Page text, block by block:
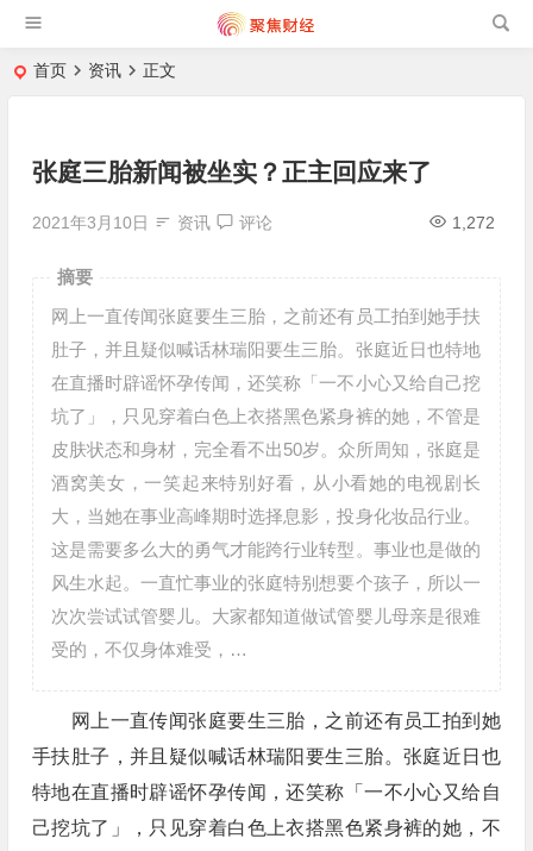
首页 资讯 正文
张庭三胎新闻被坐实？正主回应来了
2021年3月10日 资讯 评论 1,272
摘要
网上一直传闻张庭要生三胎，之前还有员工拍到她手扶
肚子，并且疑似喊话林瑞阳要生三胎。张庭近日也特地
在直播时辟谣怀孕传闻，还笑称「一不小心又给自己挖
坑了」，只见穿着白色上衣搭黑色紧身裤的她，不管是
皮肤状态和身材，完全看不出50岁。众所周知，张庭是
酒窝美女，一笑起来特别好看，从小看她的电视剧长
大，当她在事业高峰期时选择息影，投身化妆品行业。
这是需要多么大的勇气才能跨行业转型。事业也是做的
风生水起。一直忙事业的张庭特别想要个孩子，所以一
次次尝试试管婴儿。大家都知道做试管婴儿母亲是很难
受的，不仅身体难受，…
网上一直传闻张庭要生三胎，之前还有员工拍到她
手扶肚子，并且疑似喊话林瑞阳要生三胎。张庭近日也
特地在直播时辟谣怀孕传闻，还笑称「一不小心又给自
己挖坑了」，只见穿着白色上衣搭黑色紧身裤的她，不